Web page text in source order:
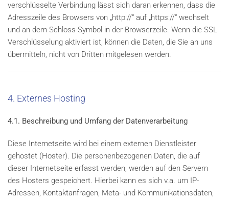
verschlüsselte Verbindung lässt sich daran erkennen, dass die
Adresszeile des Browsers von „http://“ auf „https://“ wechselt
und an dem Schloss-Symbol in der Browserzeile. Wenn die SSL
Verschlüsselung aktiviert ist, können die Daten, die Sie an uns
übermitteln, nicht von Dritten mitgelesen werden.
4. Externes Hosting
4.1. Beschreibung und Umfang der Datenverarbeitung
Diese Internetseite wird bei einem externen Dienstleister
gehostet (Hoster). Die personenbezogenen Daten, die auf
dieser Internetseite erfasst werden, werden auf den Servern
des Hosters gespeichert. Hierbei kann es sich v.a. um IP-
Adressen, Kontaktanfragen, Meta- und Kommunikationsdaten,